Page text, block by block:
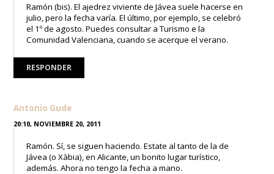
Ramón (bis). El ajedrez viviente de Jávea suele hacerse en
julio, pero la fecha varía. El último, por ejemplo, se celebró
el 1º de agosto. Puedes consultar a Turismo e la
Comunidad Valenciana, cuando se acerque el verano.
RESPONDER
Antonio Gude
20:10, NOVIEMBRE 20, 2011
Ramón. Sí, se siguen haciendo. Estate al tanto de la de
Jávea (o Xàbia), en Alicante, un bonito lugar turístico,
además. Ahora no tengo la fecha a mano.